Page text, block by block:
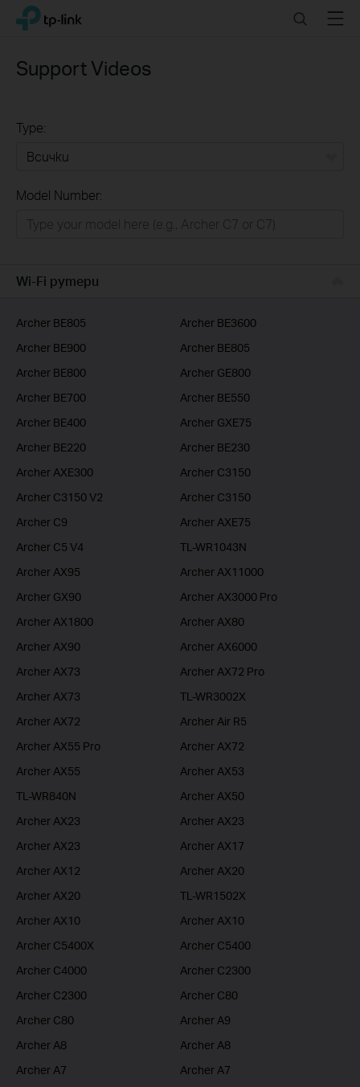
Click
navigation
TP-Link, Reliably Smart SearchMenu
Support Videos
Type:
Бизнес решения
Model Number:
Wi-Fi рутери
Archer BE805
Archer BE3600
Archer BE900
Archer BE805
Archer BE800
Archer GE800
Archer BE700
Archer BE550
Archer BE400
Archer GXE75
Archer BE220
Archer BE230
Archer AXE300
Archer C3150
Archer C3150 V2
Archer C3150
Archer C9
Archer AXE75
Archer C5 V4
TL-WR1043N
Archer AX95
Archer AX11000
Archer GX90
Archer AX3000 Pro
Archer AX1800
Archer AX80
Archer AX90
Archer AX6000
Archer AX73
Archer AX72 Pro
Archer AX73
TL-WR3002X
Archer AX72
Archer Air R5
Archer AX55 Pro
Archer AX72
Archer AX55
Archer AX53
TL-WR840N
Archer AX50
Archer AX23
Archer AX23
Archer AX23
Archer AX17
Archer AX12
Archer AX20
Archer AX20
TL-WR1502X
Archer AX10
Archer AX10
Archer C5400X
Archer C5400
Archer C4000
Archer C2300
Archer C2300
Archer C80
Archer C80
Archer A9
Archer A8
Archer A8
Archer A7
Archer A7